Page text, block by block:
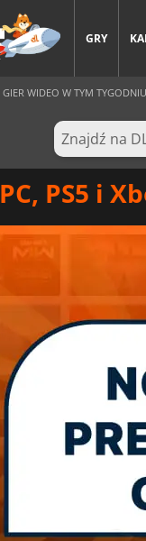
GRY
GIER WIDEO W TYM
PS5 i